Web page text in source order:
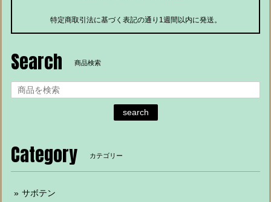
特定商取引法に基づく表記の通り1週間以内に発送。
Search 商品検索
search
Category カテゴリー
サボテン